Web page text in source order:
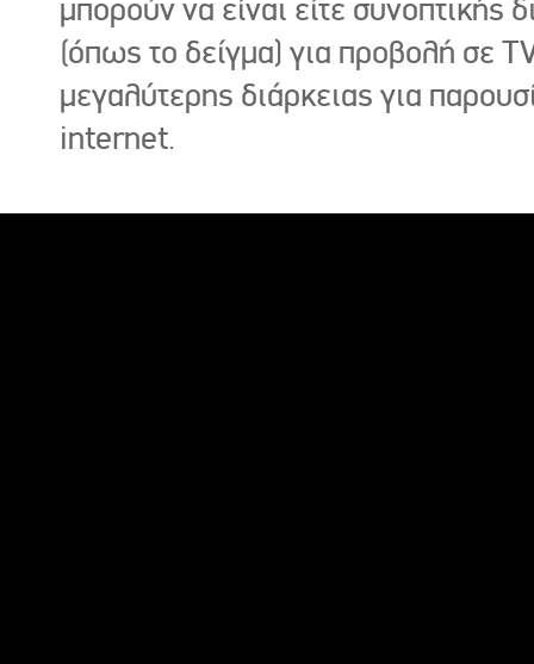
μπορούν να είναι είτε συνοπτικής
(όπως το δείγμα) για προβολή σε
μεγαλύτερης διάρκειας για
internet.